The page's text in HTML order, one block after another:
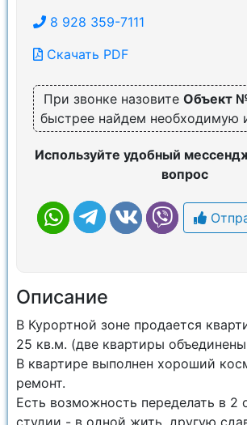
8 928 359-7111
Скачать PDF
При звонке назовите Объект
быстрее найдем необходимую
Используйте удобный
вопрос
Описание
В Курортной зоне продается
25 кв.м. (две квартиры
В квартире выполнен хороший
ремонт.
Есть возможность переделать в 2
студии - в одной жить, другую